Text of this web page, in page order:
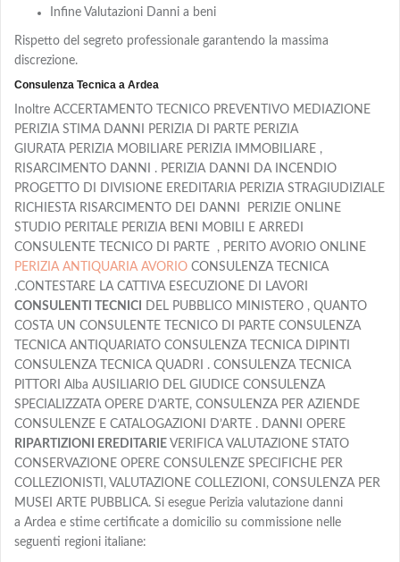
Infine Valutazioni Danni a beni
Rispetto del segreto professionale garantendo la massima
discrezione.
Consulenza Tecnica a Ardea
Inoltre ACCERTAMENTO TECNICO PREVENTIVO MEDIAZIONE
PERIZIA STIMA DANNI PERIZIA DI PARTE PERIZIA
GIURATA PERIZIA MOBILIARE PERIZIA IMMOBILIARE ,
RISARCIMENTO DANNI . PERIZIA DANNI DA INCENDIO
PROGETTO DI DIVISIONE EREDITARIA PERIZIA STRAGIUDIZIALE
RICHIESTA RISARCIMENTO DEI DANNI PERIZIE ONLINE
STUDIO PERITALE PERIZIA BENI MOBILI E ARREDI
CONSULENTE TECNICO DI PARTE , PERITO AVORIO ONLINE
PERIZIA ANTIQUARIA AVORIO CONSULENZA TECNICA
.CONTESTARE LA CATTIVA ESECUZIONE DI LAVORI
CONSULENTI TECNICI
DEL PUBBLICO MINISTERO , QUANTO
COSTA UN CONSULENTE TECNICO DI PARTE CONSULENZA
TECNICA ANTIQUARIATO CONSULENZA TECNICA DIPINTI
CONSULENZA TECNICA QUADRI . CONSULENZA TECNICA
PITTORI Alba AUSILIARIO DEL GIUDICE CONSULENZA
SPECIALIZZATA OPERE D’ARTE, CONSULENZA PER AZIENDE
CONSULENZE E CATALOGAZIONI D’ARTE . DANNI OPERE
RIPARTIZIONI EREDITARIE VERIFICA VALUTAZIONE STATO
CONSERVAZIONE OPERE CONSULENZE SPECIFICHE PER
COLLEZIONISTI, VALUTAZIONE COLLEZIONI, CONSULENZA PER
MUSEI ARTE PUBBLICA. Si esegue Perizia valutazione danni
a Ardea e stime certificate a domicilio su commissione nelle
seguenti regioni italiane: